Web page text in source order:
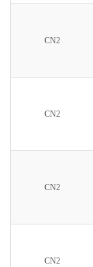
CN2
CN2
CN2
CN2